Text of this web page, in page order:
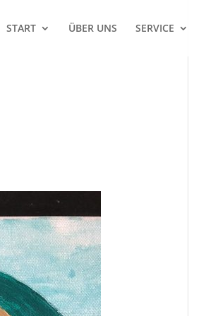
START ÜBER UNS SERVICE